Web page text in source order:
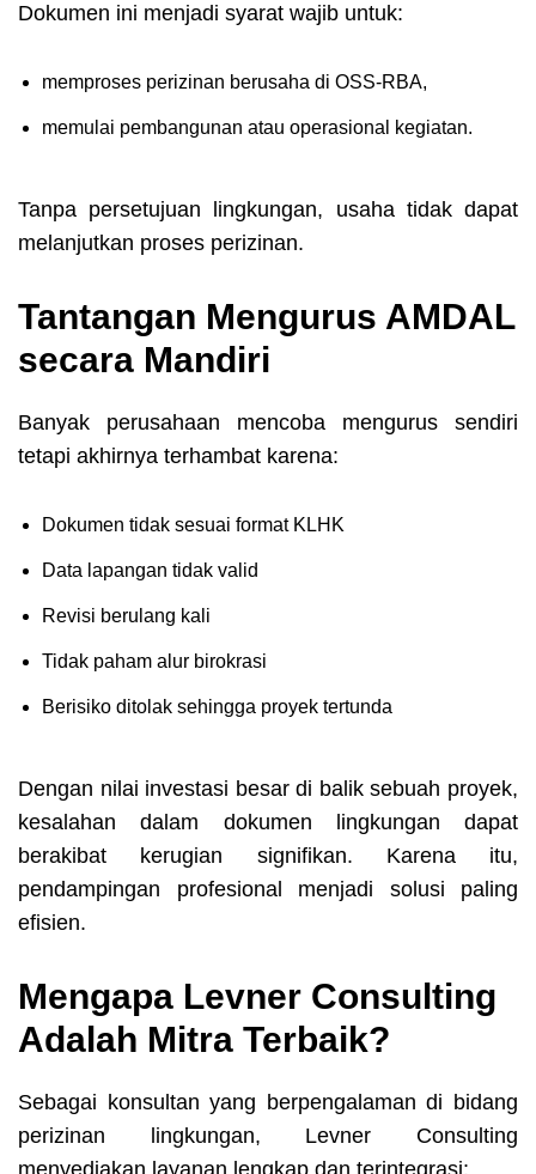
Dokumen ini menjadi syarat wajib untuk:
memproses perizinan berusaha di OSS-RBA,
memulai pembangunan atau operasional kegiatan.
Tanpa persetujuan lingkungan, usaha tidak dapat
melanjutkan proses perizinan.
Tantangan Mengurus AMDAL
secara Mandiri
Banyak perusahaan mencoba mengurus sendiri
tetapi akhirnya terhambat karena:
Dokumen tidak sesuai format KLHK
Data lapangan tidak valid
Revisi berulang kali
Tidak paham alur birokrasi
Berisiko ditolak sehingga proyek tertunda
Dengan nilai investasi besar di balik sebuah proyek,
kesalahan dalam dokumen lingkungan dapat
berakibat kerugian signifikan. Karena itu,
pendampingan profesional menjadi solusi paling
efisien.
Mengapa Levner Consulting
Adalah Mitra Terbaik?
Sebagai konsultan yang berpengalaman di bidang
perizinan lingkungan, Levner Consulting